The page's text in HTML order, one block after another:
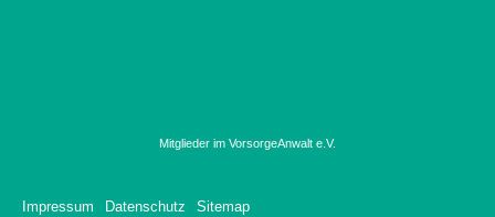
Mitglieder im VorsorgeAnwalt e.V.
Impressum Datenschutz Sitemap